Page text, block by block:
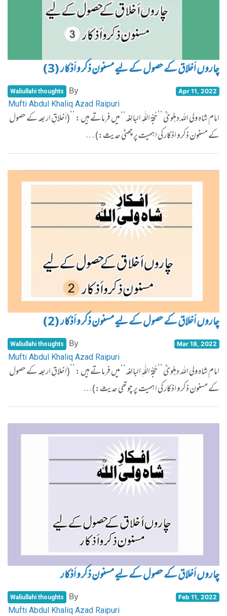
چاروں اَخلاق کے حصول کے لیے مسنون ذکر و اَذکار (3)
Waliullahi thoughts By
Mufti Abdul Khaliq Azad Raipuri
Apr 11, 2022
امام شاہ ولی اللہ دہلویؒ ’’حُجّۃُ اللّٰہِ البالِغہ‘‘ میں فرماتے ہیں : ’’(اَخلاقِ اربعہ کے حصول
کے مسنون ذکر و اذکار کی اہمیت پر چھٹی حدیث:) …
چاروں اَخلاق کے حصول کے لیے مسنون ذکر و اَذکار (2)
Waliullahi thoughts By
Mufti Abdul Khaliq Azad Raipuri
Mar 18, 2022
امام شاہ ولی اللہ دہلویؒ ’’حُجّۃُ اللّٰہِ البالِغہ‘‘ میں فرماتے ہیں : ’’(اَخلاقِ اربعہ کے حصول
کے مسنون ذکر و اذکار کی اہمیت پر چوتھی حدیث:)…
چاروں اَخلاق کے حصول کے لیے مسنون ذکر و اَذکار
Waliullahi thoughts By
Mufti Abdul Khaliq Azad Raipuri
Feb 11, 2022